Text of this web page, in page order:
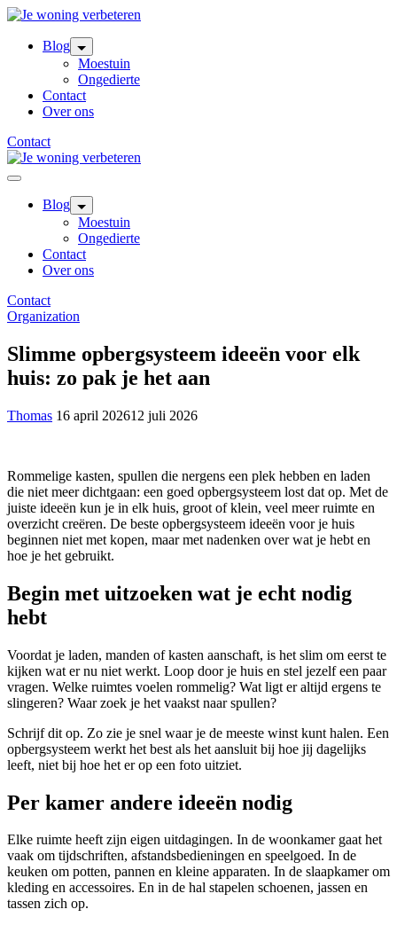
Skip
contentBlog
Moestuin
Ongedierte
Contact
Over ons
Contact
Blog
Moestuin
Ongedierte
Contact
Over ons
Contact
Organization
Slimme opbergsysteem ideeën voor elk
huis: zo pak je het aan
Thomas 16 april 202612 juli 2026
Rommelige kasten, spullen die nergens een plek hebben en laden
die niet meer dichtgaan: een goed opbergsysteem lost dat op. Met de
juiste ideeën kun je in elk huis, groot of klein, veel meer ruimte en
overzicht creëren. De beste opbergsysteem ideeën voor je huis
beginnen niet met kopen, maar met nadenken over wat je hebt en
hoe je het gebruikt.
Begin met uitzoeken wat je echt nodig
hebt
Voordat je laden, manden of kasten aanschaft, is het slim om eerst te
kijken wat er nu niet werkt. Loop door je huis en stel jezelf een paar
vragen. Welke ruimtes voelen rommelig? Wat ligt er altijd ergens te
slingeren? Waar zoek je het vaakst naar spullen?
Schrijf dit op. Zo zie je snel waar je de meeste winst kunt halen. Een
opbergsysteem werkt het best als het aansluit bij hoe jij dagelijks
leeft, niet bij hoe het er op een foto uitziet.
Per kamer andere ideeën nodig
Elke ruimte heeft zijn eigen uitdagingen. In de woonkamer gaat het
vaak om tijdschriften, afstandsbedieningen en speelgoed. In de
keuken om potten, pannen en kleine apparaten. In de slaapkamer om
kleding en accessoires. En in de hal stapelen schoenen, jassen en
tassen zich op.